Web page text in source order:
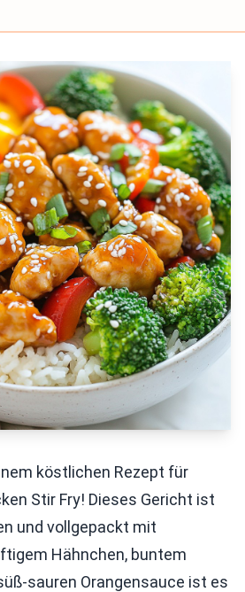
köstlichen Rezept für
Stir Fry! Dieses Gericht ist
und vollgepackt mit
Hähnchen, buntem
sauren Orangensauce ist es